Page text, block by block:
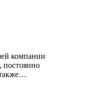
компании
постоянно